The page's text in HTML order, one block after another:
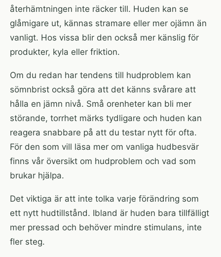
återhämtningen inte räcker till. Huden kan se
glåmigare ut, kännas stramare eller mer ojämn än
vanligt. Hos vissa blir den också mer känslig för
produkter, kyla eller friktion.
Om du redan har tendens till hudproblem kan
sömnbrist också göra att det känns svårare att
hålla en jämn nivå. Små orenheter kan bli mer
störande, torrhet märks tydligare och huden kan
reagera snabbare på att du testar nytt för ofta.
För den som vill läsa mer om vanliga hudbesvär
finns vår översikt om hudproblem och vad som
brukar hjälpa.
Det viktiga är att inte tolka varje förändring som
ett nytt hudtillstånd. Ibland är huden bara tillfälligt
mer pressad och behöver mindre stimulans, inte
fler steg.